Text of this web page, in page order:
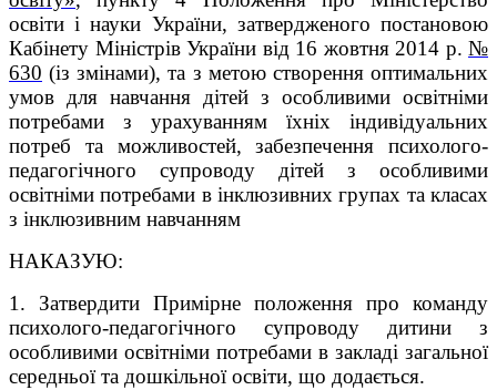
освіти і науки України, затвердженого постановою
Кабінету Міністрів України від 16 жовтня 2014 р. №
630 (із змінами), та з метою створення оптимальних
умов для навчання дітей з особливими освітніми
потребами з урахуванням їхніх індивідуальних
потреб та можливостей, забезпечення психолого-
педагогічного супроводу дітей з особливими
освітніми потребами в інклюзивних групах та класах
з інклюзивним навчанням
НAКАЗУЮ:
1. Затвердити Примірне положення про команду
психолого-педагогічного супроводу дитини з
особливими освітніми потребами в закладі загальної
середньої та дошкільної освіти, що додається.